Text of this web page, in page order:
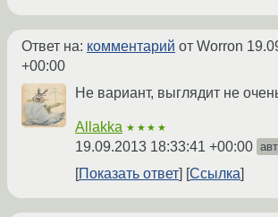
Ответ на: комментарий от Worron
+00:00
Не вариант, выглядит не
Allakka ★★★★
19.09.2013 18:33:41 +00:00
Показать ответ Ссылка